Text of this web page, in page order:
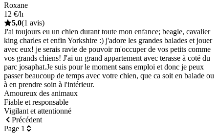
Roxane
12 €/h
5,0(1 avis)
J'ai toujours eu un chien durant toute mon enfance; beagle, cavalier
king charles et enfin Yorkshire :) j'adore les grandes balades et jouer
avec eux! je serais ravie de pouvoir m'occuper de vos petits comme
vos grands chiens! J'ai un grand appartement avec terasse à coté du
parc josaphat.Je suis pour le moment sans emploi et donc je peux
passer beaucoup de temps avec votre chien, que ca soit en balade ou
à en prendre soin à l'intérieur.
Amoureux des animaux
Fiable et responsable
Vigilant et attentionné
Précédent
Page 1